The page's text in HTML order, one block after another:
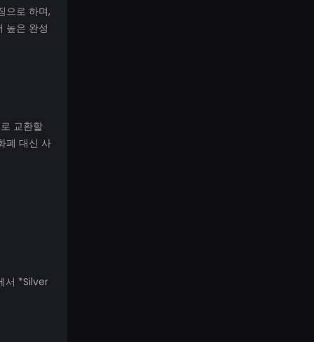
으로 하며,
높은 완성
교환할
폐 대신 사
서 *Silver